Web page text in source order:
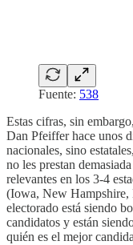
Fuente: 538
Estas cifras, sin
Dan Pfeiffer hace unos
nacionales, sino
no les prestan
relevantes en los 3-4
(Iowa, New Hampshire,
electorado está siendo
candidatos y están
quién es el mejor